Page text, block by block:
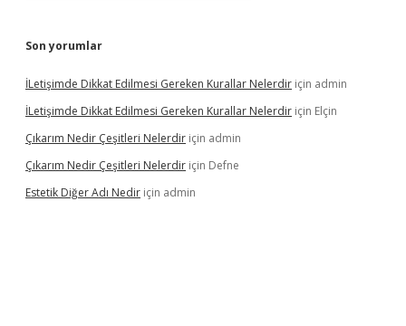
Son yorumlar
İLetişimde Dikkat Edilmesi Gereken Kurallar Nelerdir için admin
İLetişimde Dikkat Edilmesi Gereken Kurallar Nelerdir için Elçin
Çıkarım Nedir Çeşitleri Nelerdir için admin
Çıkarım Nedir Çeşitleri Nelerdir için Defne
Estetik Diğer Adı Nedir için admin